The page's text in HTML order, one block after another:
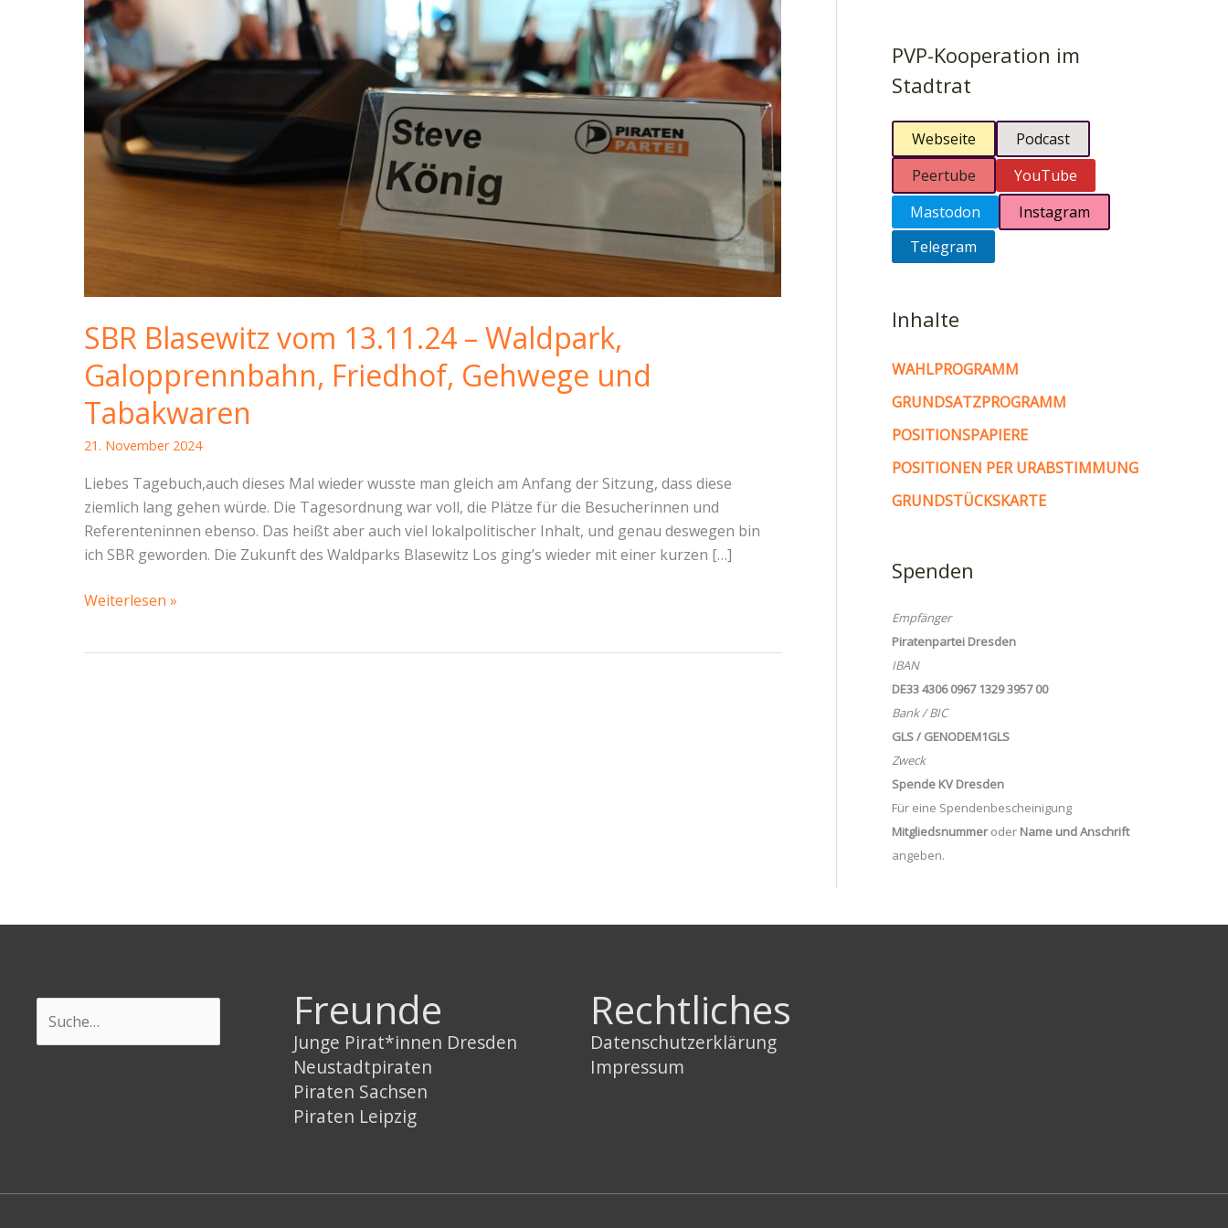
SBR Blasewitz vom 13.11.24 – Waldpark,
Galopprennbahn, Friedhof, Gehwege und
Tabakwaren
21. November 2024
Liebes Tagebuch,auch dieses Mal wieder wusste man gleich am Anfang der Sitzung, dass diese
ziemlich lang gehen würde. Die Tagesordnung war voll, die Plätze für die Besucherinnen und
Referenteninnen ebenso. Das heißt aber auch viel lokalpolitischer Inhalt, und genau deswegen bin
ich SBR geworden. Die Zukunft des Waldparks Blasewitz Los ging’s wieder mit einer kurzen […]
SBR
Weiterlesen »
PVP-Kooperation im
Stadtrat
Webseite
Podcast
Peertube
YouTube
Mastodon
Instagram
Telegram
Inhalte
WAHLPROGRAMM
GRUNDSATZPROGRAMM
POSITIONSPAPIERE
POSITIONEN PER URABSTIMMUNG
GRUNDSTÜCKSKARTE
Spenden
Empfänger
Piratenpartei Dresden
IBAN
DE33 4306 0967 1329 3957 00
Bank / BIC
GLS / GENODEM1GLS
Zweck
Spende KV Dresden
Für eine Spendenbescheinigung
Mitgliedsnummeroder Name und Anschrift
angeben.
Freunde
Junge Pirat*innen Dresden
Neustadtpiraten
Piraten Sachsen
Piraten Leipzig
Rechtliches
Datenschutzerklärung
Impressum